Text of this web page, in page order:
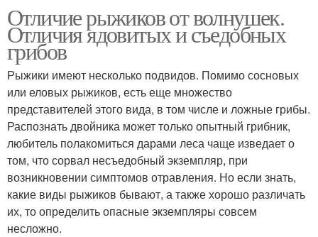
Отличие рыжиков от волнушек.
Отличия ядовитых и съедобных
грибов
Рыжики имеют несколько подвидов. Помимо сосновых
или еловых рыжиков, есть еще множество
представителей этого вида, в том числе и ложные грибы.
Распознать двойника может только опытный грибник,
любитель полакомиться дарами леса чаще изведает о
том, что сорвал несъедобный экземпляр, при
возникновении симптомов отравления. Но если знать,
какие виды рыжиков бывают, а также хорошо различать
их, то определить опасные экземпляры совсем
несложно.